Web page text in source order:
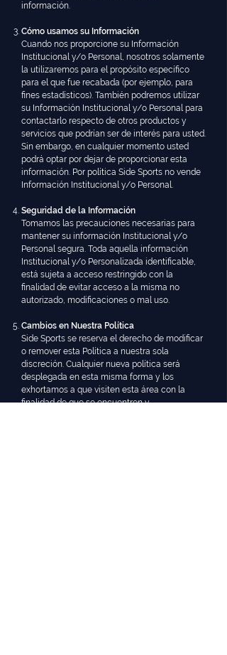
información.
Cómo usamos su Información
Cuando nos proporcione su Información
Institucional y/o Personal, nosotros solamente
la utilizaremos para el propósito específico
para el que fue recabada (por ejemplo, para
fines estadísticos). También podremos utilizar
su Información Institucional y/o Personal para
contactarlo respecto de otros productos y
servicios que podrían ser de interés para usted.
Sin embargo, en cualquier momento usted
podrá optar por dejar de proporcionar esta
información. Por política Side Sports no vende
Información Institucional y/o Personal.
Seguridad de la Información
Tomamos las precauciones necesarias para
mantener su información Institucional y/o
Personal segura. Toda aquella información
Institucional y/o Personalizada identificable,
está sujeta a acceso restringido con la
finalidad de evitar acceso a la misma no
autorizado, modificaciones o mal uso.
Cambios en Nuestra Política
Side Sports se reserva el derecho de modificar
o remover esta Política a nuestra sola
discreción. Cualquier nueva política será
desplegada en esta misma forma y los
exhortamos a que visiten esta área con la
finalidad de que se encuentren y